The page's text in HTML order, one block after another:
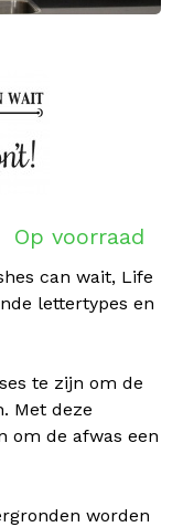
Op voorraad
can wait, Life
lettertypes en
te zijn om de
Met deze
om de afwas een
worden